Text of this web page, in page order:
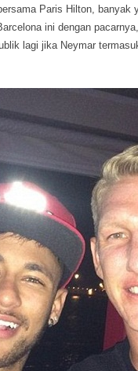
Paris Hilton, banyak
ini dengan
lagi jika Neymar